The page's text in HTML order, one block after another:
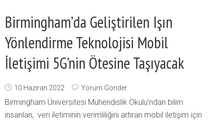
Birmingham’da Geliştirilen Işın
Yönlendirme Teknolojisi Mobil
İletişimi 5G’nin Ötesine Taşıyacak
10 Haziran 2022 Yorum Gönder
Birmingham Üniversitesi Mühendislik Okulu’ndan bilim
insanları, veri iletiminin verimliliğini artıran mobil iletişim için